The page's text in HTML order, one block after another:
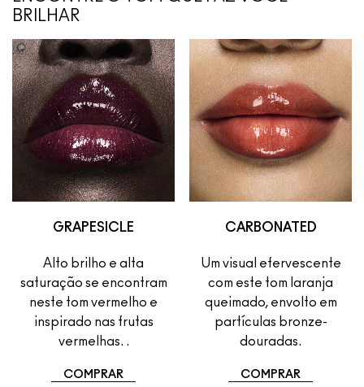
BRILHAR
GRAPESICLE
Alto brilho e alta
saturação se encontram
neste tom vermelho e
inspirado nas frutas
vermelhas. .
COMPRAR
CARBONATED
Um visual efervescente
com este tom laranja
queimado, envolto em
partículas bronze-
douradas.
COMPRAR